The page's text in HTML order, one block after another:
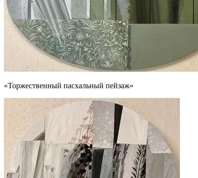
«Торжественный пасхальный пейзаж»